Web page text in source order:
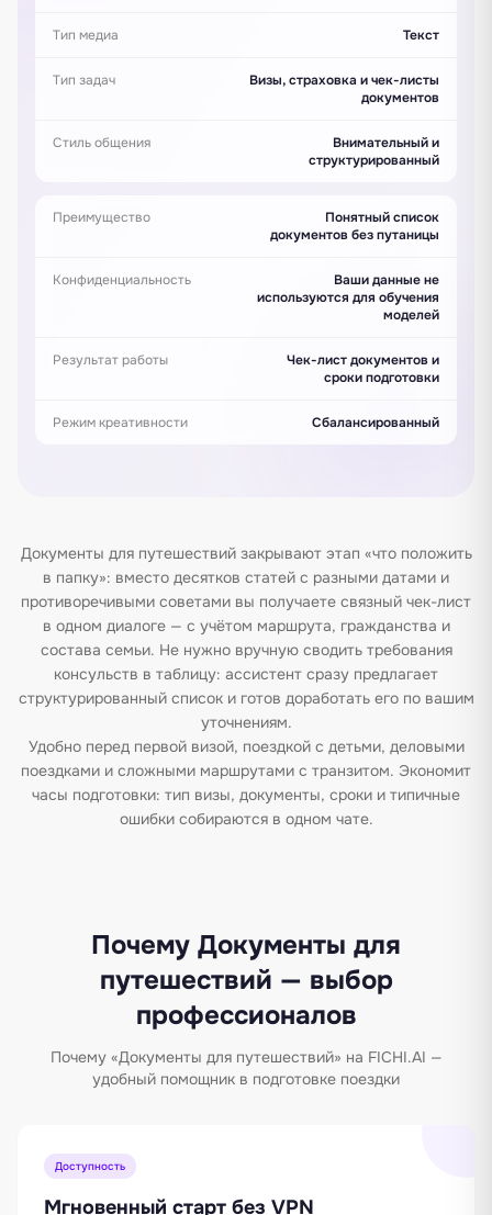
Тип медиа Текст
Тип задач
Визы, страховка и чек-листы
документов
Стиль общения
Внимательный и
структурированный
Преимущество
Понятный список
документов без путаницы
Конфиденциальность
Ваши данные не
используются для обучения
моделей
Результат работы
Чек-лист документов и
сроки подготовки
Режим креативности Сбалансированный
Документы для путешествий закрывают этап «что положить
в папку»: вместо десятков статей с разными датами и
противоречивыми советами вы получаете связный чек-лист
в одном диалоге — с учётом маршрута, гражданства и
состава семьи. Не нужно вручную сводить требования
консульств в таблицу: ассистент сразу предлагает
структурированный список и готов доработать его по вашим
уточнениям.
Удобно перед первой визой, поездкой с детьми, деловыми
поездками и сложными маршрутами с транзитом. Экономит
часы подготовки: тип визы, документы, сроки и типичные
ошибки собираются в одном чате.
Почему Документы для
путешествий — выбор
профессионалов
Почему «Документы для путешествий» на FICHI.AI —
удобный помощник в подготовке поездки
Доступность
Мгновенный старт без VPN